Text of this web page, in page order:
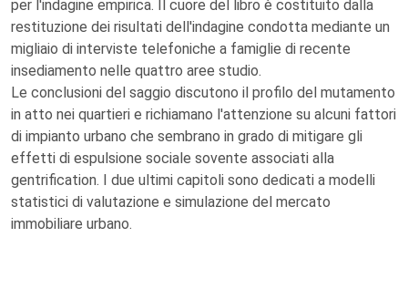
per l'indagine empirica. Il cuore del libro è costituito dalla
restituzione dei risultati dell'indagine condotta mediante un
migliaio di interviste telefoniche a famiglie di recente
insediamento nelle quattro aree studio.
Le conclusioni del saggio discutono il profilo del mutamento
in atto nei quartieri e richiamano l'attenzione su alcuni fattori
di impianto urbano che sembrano in grado di mitigare gli
effetti di espulsione sociale sovente associati alla
gentrification. I due ultimi capitoli sono dedicati a modelli
statistici di valutazione e simulazione del mercato
immobiliare urbano.